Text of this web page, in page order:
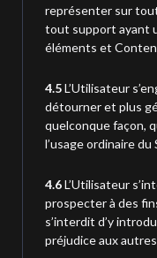
représenter sur
tout support ayant
éléments et
4.5L’Utilisateur
détourner et plus
quelconque façon,
l’usage ordinaire du
4.6L’Utilisateur
prospecter à des
s’interdit d’y
préjudice aux